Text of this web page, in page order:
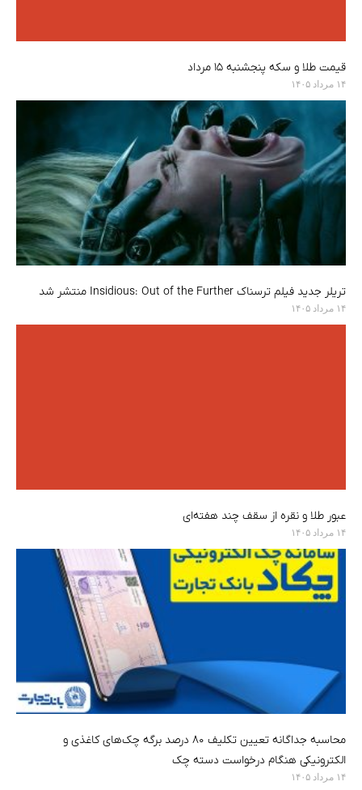
قیمت طلا و سکه پنجشنبه ۱۵ مرداد
۱۴ مرداد ۱۴۰۵
تریلر جدید فیلم ترسناک Insidious: Out of the Further منتشر شد
۱۴ مرداد ۱۴۰۵
عبور طلا و نقره از سقف چند هفته‌ای
۱۴ مرداد ۱۴۰۵
محاسبه جداگانه تعیین تکلیف ۸۰ درصد برگه چک‌های کاغذی و
الکترونیکی هنگام درخواست دسته چک
۱۴ مرداد ۱۴۰۵